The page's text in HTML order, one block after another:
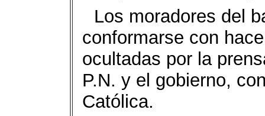
Los moradores del
conformarse con
ocultadas por la
P.N. y el gobierno,
Católica.